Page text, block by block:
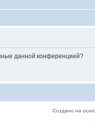
данной конференцией?
Создано на